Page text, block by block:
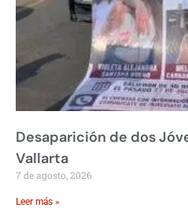
Desaparición de dos
Vallarta
7 de agosto, 2026
Leer más »